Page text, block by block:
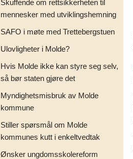
Skuffende om rettsikkerheten til
mennesker med utviklingshemning
SAFO i møte med Trettebergstuen
Ulovligheter i Molde?
Hvis Molde ikke kan styre seg selv,
så bør staten gjøre det
Myndighetsmisbruk av Molde
kommune
Stiller spørsmål om Molde
kommunes kutt i enkeltvedtak
Ønsker ungdomsskolereform